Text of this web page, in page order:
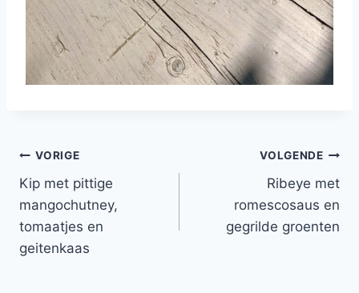
Bericht
navigatie
VORIGE
Kip met pittige
mangochutney,
tomaatjes en
geitenkaas
VOLGENDE
Ribeye met
romescosaus en
gegrilde groenten